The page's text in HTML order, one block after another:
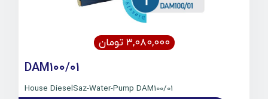
۳,۰۸۰,۰۰۰ تومان
DAM100/01
House DieselSaz-Water-Pump DAM100/01